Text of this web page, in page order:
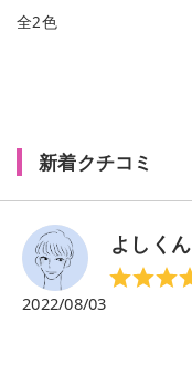
全2色
新着クチコミ
よしくん
2022/08/03